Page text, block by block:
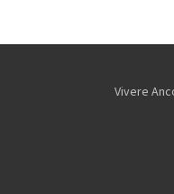
Vivere